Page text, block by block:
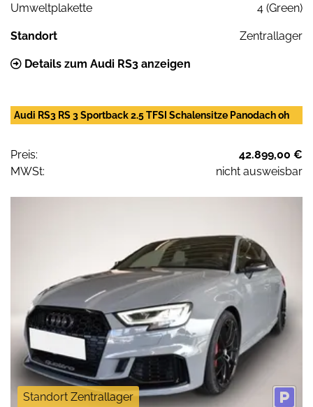
Umweltplakette
4 (Green)
Standort Zentrallager
Details zum Audi RS3 anzeigen
Audi RS3 RS 3 Sportback 2.5 TFSI Schalensitze Panodach oh
Preis:
42.899,00 €
MWSt:
nicht ausweisbar
Standort Zentrallager